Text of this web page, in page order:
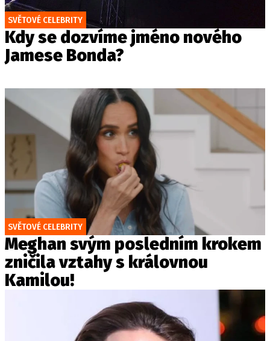
SVĚTOVÉ CELEBRITY
Kdy se dozvíme jméno nového
Jamese Bonda?
SVĚTOVÉ CELEBRITY
Meghan svým posledním krokem
zničila vztahy s královnou
Kamilou!